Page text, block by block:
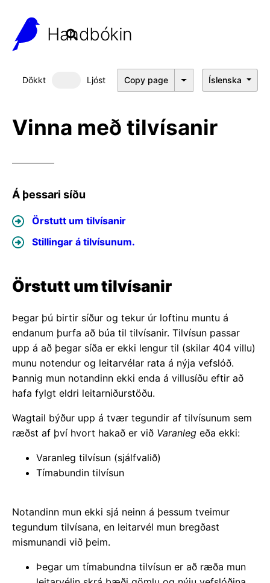
Handbókin
Dökkt Dökkt þema
Ljóst Copy page Íslenska
Vinna með tilvísanir
Á þessari síðu
Örstutt um tilvísanir
Stillingar á tilvísunum.
Örstutt um tilvísanir
Þegar þú birtir síður og tekur úr loftinu muntu á
endanum þurfa að búa til tilvísanir. Tilvísun passar
upp á að þegar síða er ekki lengur til (skilar 404 villu)
munu notendur og leitarvélar rata á nýja vefslóð.
Þannig mun notandinn ekki enda á villusíðu eftir að
hafa fylgt eldri leitarniðurstöðu.
Wagtail býður upp á tvær tegundir af tilvísunum sem
ræðst af því hvort hakað er við Varanleg eða ekki:
Varanleg tilvísun (sjálfvalið)
Tímabundin tilvísun
Notandinn mun ekki sjá neinn á þessum tveimur
tegundum tilvísana, en leitarvél mun bregðast
mismunandi við þeim.
Þegar um tímabundna tilvísun er að ræða mun